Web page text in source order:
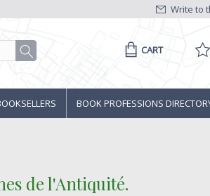
Write to
CART
BOOK PROFESSIONS
de l'Antiquité.‎